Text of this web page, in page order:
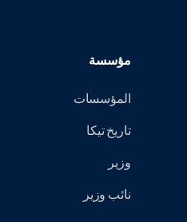
مؤسسة
المؤسسات
تاريخ تيكا
وزير
نائب وزير